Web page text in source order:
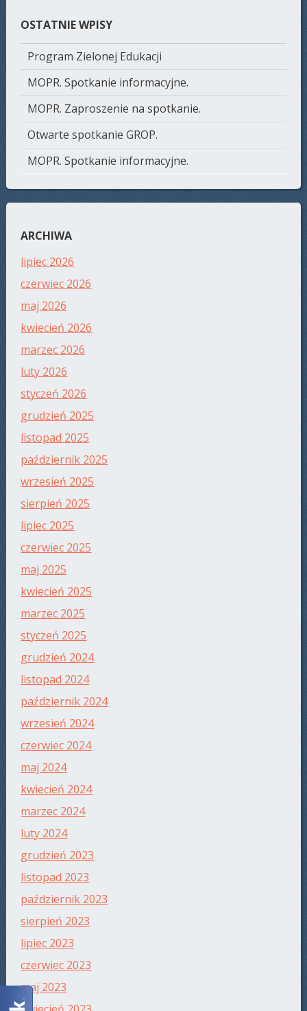
OSTATNIE WPISY
Program Zielonej Edukacji
MOPR. Spotkanie informacyjne.
MOPR. Zaproszenie na spotkanie.
Otwarte spotkanie GROP.
MOPR. Spotkanie informacyjne.
ARCHIWA
lipiec 2026
czerwiec 2026
maj 2026
kwiecień 2026
marzec 2026
luty 2026
styczeń 2026
grudzień 2025
listopad 2025
październik 2025
wrzesień 2025
sierpień 2025
lipiec 2025
czerwiec 2025
maj 2025
kwiecień 2025
marzec 2025
styczeń 2025
grudzień 2024
listopad 2024
październik 2024
wrzesień 2024
czerwiec 2024
maj 2024
kwiecień 2024
marzec 2024
luty 2024
grudzień 2023
listopad 2023
październik 2023
sierpień 2023
lipiec 2023
czerwiec 2023
maj 2023